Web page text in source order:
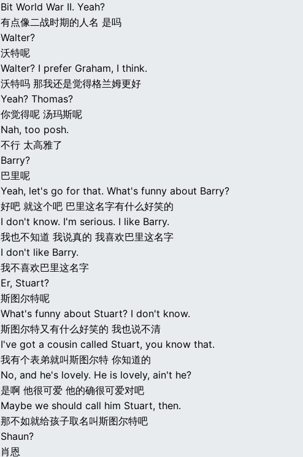
Bit World War II. Yeah?
有点像二战时期的人名 是吗
Walter?
沃特呢
Walter? I prefer Graham, I think.
沃特吗 那我还是觉得格兰姆更好
Yeah? Thomas?
你觉得呢 汤玛斯呢
Nah, too posh.
不行 太高雅了
Barry?
巴里呢
Yeah, let's go for that. What's funny about Barry?
好吧 就这个吧 巴里这名字有什么好笑的
I don't know. I'm serious. I like Barry.
我也不知道 我说真的 我喜欢巴里这名字
I don't like Barry.
我不喜欢巴里这名字
Er, Stuart?
斯图尔特呢
What's funny about Stuart? I don't know.
斯图尔特又有什么好笑的 我也说不清
I've got a cousin called Stuart, you know that.
我有个表弟就叫斯图尔特 你知道的
No, and he's lovely. He is lovely, ain't he?
是啊 他很可爱 他的确很可爱对吧
Maybe we should call him Stuart, then.
那不如就给孩子取名叫斯图尔特吧
Shaun?
肖恩